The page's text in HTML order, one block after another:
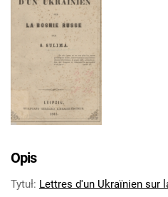
Opis
Tytuł: Lettres d'un Ukraïnien sur